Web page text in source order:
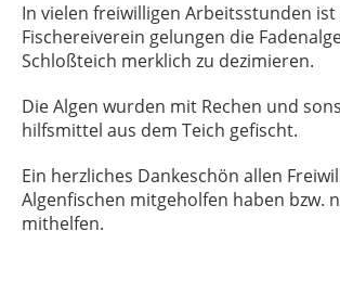
In vielen freiwilligen Arbeitsstunden ist
Fischereiverein gelungen die
Schloßteich merklich zu dezimieren.
Die Algen wurden mit Rechen und
hilfsmittel aus dem Teich gefischt.
Ein herzliches Dankeschön allen
Algenfischen mitgeholfen haben bzw.
mithelfen.